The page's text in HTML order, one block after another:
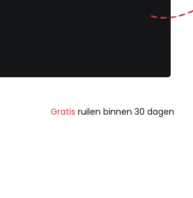
Gratis ruilen binnen 30 dagen